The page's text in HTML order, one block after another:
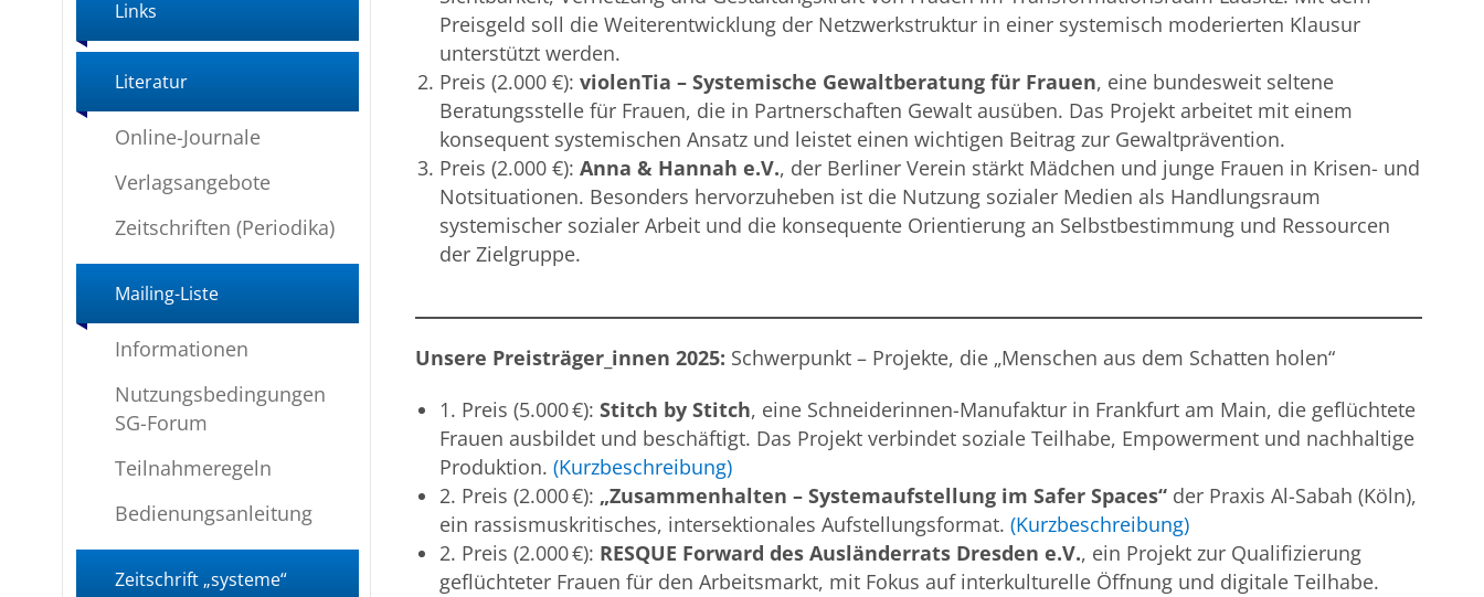
Links
Literatur
Online-Journale
Verlagsangebote
Zeitschriften (Periodika)
Mailing-Liste
Informationen
Nutzungsbedingungen
SG-Forum
Teilnahmeregeln
Bedienungsanleitung
Zeitschrift „systeme“
Preisgeld soll die Weiterentwicklung der Netzwerkstruktur in einer systemisch moderierten Klausur
unterstützt werden.
Preis (2.000 €):violenTia – Systemische Gewaltberatung für Frauen, eine bundesweit seltene
Beratungsstelle für Frauen, die in Partnerschaften Gewalt ausüben. Das Projekt arbeitet mit einem
konsequent systemischen Ansatz und leistet einen wichtigen Beitrag zur Gewaltprävention.
Preis (2.000 €):Anna & Hannah e.V., der Berliner Verein stärkt Mädchen und junge Frauen in Krisen- und
Notsituationen. Besonders hervorzuheben ist die Nutzung sozialer Medien als Handlungsraum
systemischer sozialer Arbeit und die konsequente Orientierung an Selbstbestimmung und Ressourcen
der Zielgruppe.
Unsere Preisträger_innen 2025: Schwerpunkt – Projekte, die „Menschen aus dem Schatten holen“
1. Preis (5.000 €):Stitch by Stitch, eine Schneiderinnen-Manufaktur in Frankfurt am Main, die geflüchtete
Frauen ausbildet und beschäftigt. Das Projekt verbindet soziale Teilhabe, Empowerment und nachhaltige
Produktion.(Kurzbeschreibung)
2. Preis (2.000 €): „Zusammenhalten – Systemaufstellung im Safer Spaces“ der Praxis Al-Sabah (Köln),
ein rassismuskritisches, intersektionales Aufstellungsformat.(Kurzbeschreibung)
2. Preis (2.000 €): RESQUE Forward des Ausländerrats Dresden e.V., ein Projekt zur Qualifizierung
geflüchteter Frauen für den Arbeitsmarkt, mit Fokus auf interkulturelle Öffnung und digitale Teilhabe.